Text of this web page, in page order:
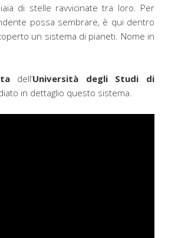
di stelle ravvicinate tra loro. Per
possa sembrare, è qui dentro
un sistema di pianeti. Nome in
dell’Università degli Studi di
in dettaglio questo sistema.